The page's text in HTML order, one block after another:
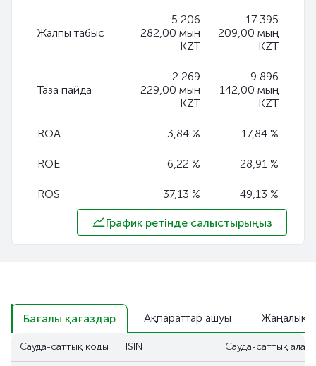
Жалпы табыс
5 206
282,00 мың
KZT
17 395
209,00 мың
KZT
Таза пайда
2 269
229,00 мың
KZT
9 896
142,00 мың
KZT
ROA 3,84 % 17,84 %
ROE 6,22 % 28,91 %
ROS 37,13 % 49,13 %
График ретінде салыстырыңыз
Бағалы қағаздар Ақпараттар ашуы
Сауда-саттық коды ISIN Сауда-саттық алаң